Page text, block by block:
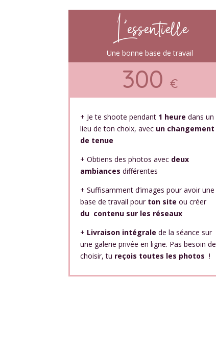
L’essentielle
Une bonne base de travail
300€
+ Je te shoote pendant 1 heure dans un
lieu de ton choix, avec un changement
de tenue
+ Obtiens des photos avec deux
ambiances différentes
+ Suffisamment d’images pour avoir une
base de travail pour ton siteou créer
du contenu sur les réseaux
+ Livraison intégrale de la séance sur
une galerie privée en ligne. Pas besoin de
choisir, tu reçois toutes les photos !